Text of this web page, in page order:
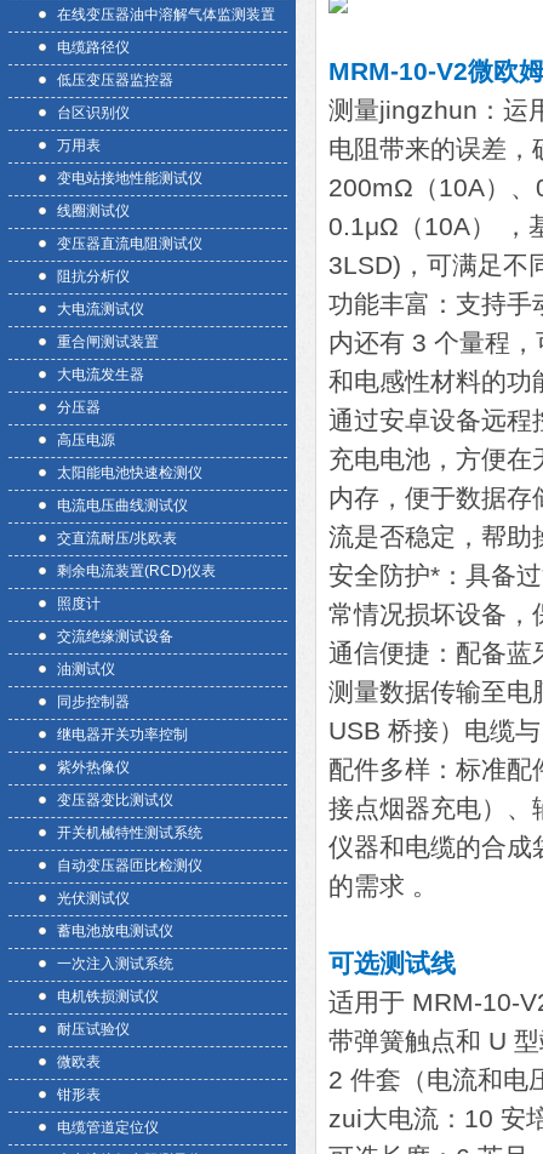
在线变压器油中溶解气体监测装置
电缆路径仪
低压变压器监控器
台区识别仪
万用表
变电站接地性能测试仪
线圈测试仪
变压器直流电阻测试仪
阻抗分析仪
大电流测试仪
重合闸测试装置
大电流发生器
分压器
高压电源
太阳能电池快速检测仪
电流电压曲线测试仪
交直流耐压/兆欧表
剩余电流装置(RCD)仪表
照度计
交流绝缘测试设备
油测试仪
同步控制器
继电器开关功率控制
紫外热像仪
变压器变比测试仪
开关机械特性测试系统
自动变压器匝比检测仪
光伏测试仪
蓄电池放电测试仪
一次注入测试系统
电机铁损测试仪
耐压试验仪
微欧表
钳形表
电缆管道定位仪
MRM-10-V2微欧
测量jingzhun：运
电阻带来的误差，
200mΩ（10A）
0.1μΩ（10A） ，
3LSD)，可满足不
功能丰富：支持手
内还有 3 个量程
和电感性材料的功
通过安卓设备远程
充电电池，方便
内存，便于数据存
流是否稳定，帮助
安全防护*：具备
常情况损坏设备，
通信便捷：配备蓝
测量数据传输至电
USB 桥接）电缆
配件多样：标准配
接点烟器充电）、
仪器和电缆的合成
的需求 。
可选测试线
适用于 MRM-10-
带弹簧触点和 U
2 件套（电流和电
zui大电流：10 安